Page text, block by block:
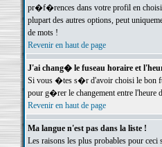
pr�f�rences dans votre profil en
plupart des autres options, peut
de mots !
Revenir en haut de page
J'ai chang� le fuseau horaire et
Si vous �tes s�r d'avoir choisi le bon
pour g�rer le changement entre
Revenir en haut de page
Ma langue n'est pas dans la liste !
Les raisons les plus probables pour